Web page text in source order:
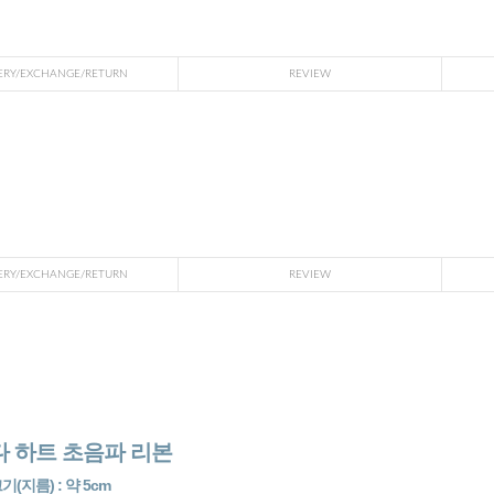
EXCHANGE/RETURN REVIEW
EXCHANGE/RETURN REVIEW
하트 초음파 리본
기(지름) : 약 5cm